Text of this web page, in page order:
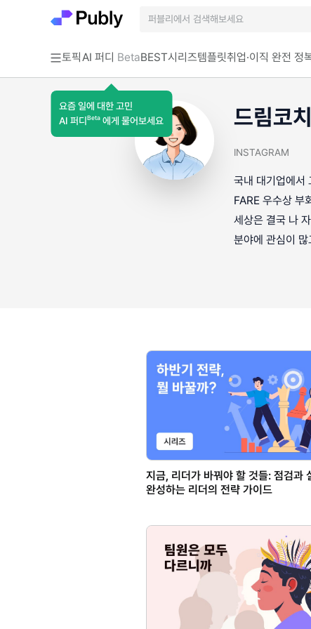
토픽AI 퍼디 Beta
요즘 일에 대한 고민
AI 퍼디 Beta 에게 물어보세요
BEST시리즈템플릿취업·이직 완전 정
드림코치
INSTAGRAM
국내 대기업에서
FARE 우수상 부
세상은 결국 나
분야에 관심이
지금, 리더가 바꿔야 할 것들: 점검과
완성하는 리더의 전략 가이드